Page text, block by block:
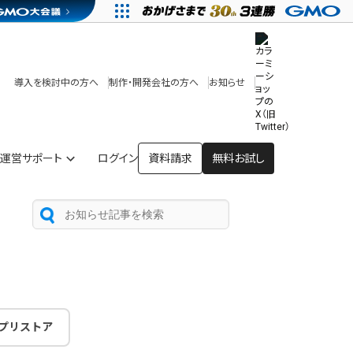
運営サポート ログイン 資料請求 無料お試し
導入を検討中の方へ 制作・開発会社の方へ お知らせ
その他
テンプレート一覧
ヘルプセンター
リストア